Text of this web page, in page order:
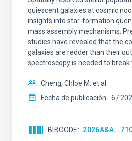
quiescent galaxies at cosmic
insights into star-formation
mass assembly mechanisms.
studies have revealed that the
galaxies are redder than their
spectroscopy is needed to
Cheng, Chloe M. et al.
Fecha de publicación: 6
BIBCODE